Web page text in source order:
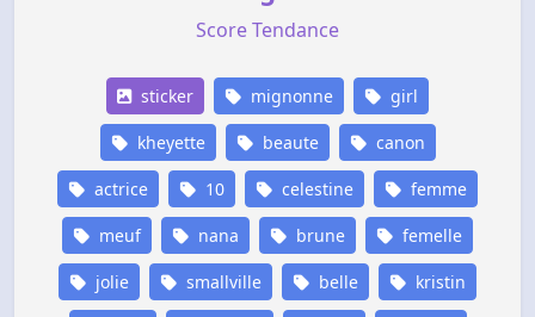
Score Tendance
sticker mignonne girl
kheyette beaute canon
actrice 10 celestine femme
meuf nana brune femelle
jolie smallville belle kristin